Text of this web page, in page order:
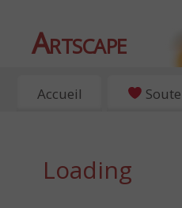
Artscape
EXPOSITIONS, ART
Accueil
Loading